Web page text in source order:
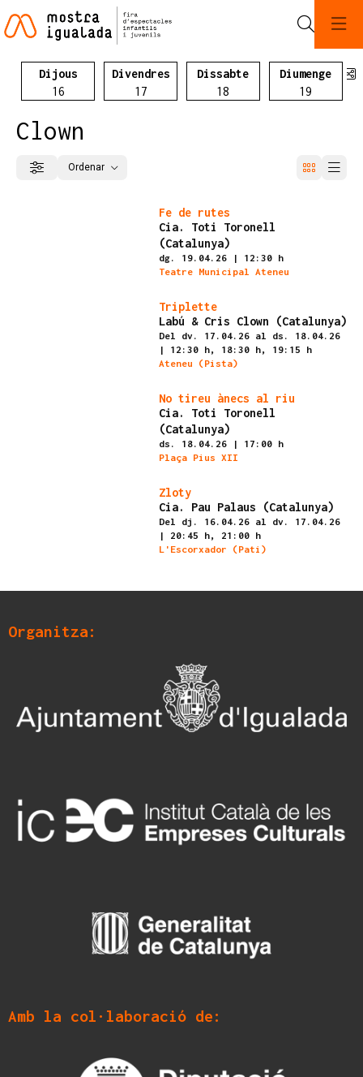
Dijous
16Dijous 16 d'abril
Divendres
17Divendres 17 d'abril
Dissabte
18 Dissabte 05 d'abril
Diumenge
19
Clown
Filtrar Ordenar
Fe de rutes
Cia. Toti Toronell
(Catalunya)
dg. 19.04.26 | 12:30 h
Teatre Municipal Ateneu
Triplette
Labú & Cris Clown (Catalunya)
Del dv. 17.04.26 al ds. 18.04.26
| 12:30 h, 18:30 h,
19:15 h
Ateneu (Pista)
No tireu ànecs al riu
Cia. Toti Toronell
(Catalunya)
ds. 18.04.26 | 17:00 h
Plaça Pius XII
Zloty
Cia. Pau Palaus (Catalunya)
Del dj. 16.04.26 al dv. 17.04.26
| 20:45 h,
21:00 h
L'Escorxador (Pati)
Organitza:
Amb la col·laboració de: